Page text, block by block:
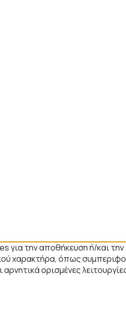
για την αποθήκευση ή/και
χαρακτήρα, όπως
ορισμένες